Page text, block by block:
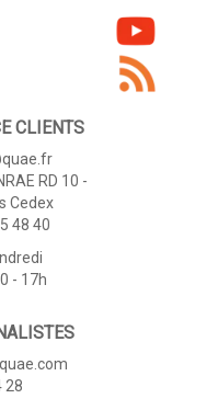
CLIENTS
RD 10 -
Cedex
48 40
- 17h
28